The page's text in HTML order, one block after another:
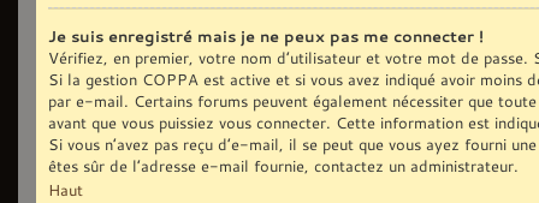
Je suis enregistré mais je ne peux pas me connecter !
Vérifiez, en premier, votre nom d’utilisateur et votre mot de passe.
Si la gestion COPPA est active et si vous avez indiqué avoir moins
par e-mail. Certains forums peuvent également nécessiter que
avant que vous puissiez vous connecter. Cette information est
Si vous n’avez pas reçu d’e-mail, il se peut que vous ayez fourni
êtes sûr de l’adresse e-mail fournie, contactez un administrateur.
Haut